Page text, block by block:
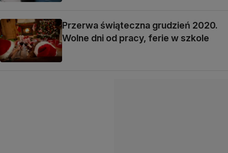
Przerwa świąteczna grudzień 2020.
Wolne dni od pracy, ferie w szkole